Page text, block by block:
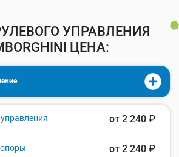
УПРАВЛЕНИЯ
ЦЕНА:
от 2 240 ₽
от 2 240 ₽